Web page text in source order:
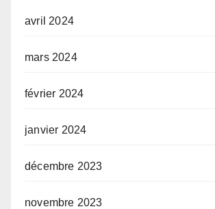
avril 2024
mars 2024
février 2024
janvier 2024
décembre 2023
novembre 2023